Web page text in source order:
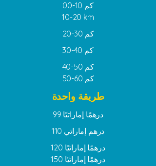
00-10 كم
10-20 km
20-30 كم
30-40 كم
40-50 كم
50-60 كم
طريقة واحدة
99 درهمًا إماراتيًا
110 درهم إماراتي
120 درهمًا إماراتيًا
150 درهمًا إماراتيًا